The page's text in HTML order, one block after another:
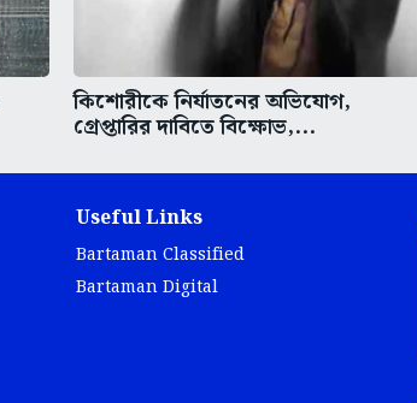
কিশোরীকে নির্যাতনের অভিযোগ,
গ্রেপ্তারির দাবিতে বিক্ষোভ,...
Useful Links
Bartaman Classified
Bartaman Digital